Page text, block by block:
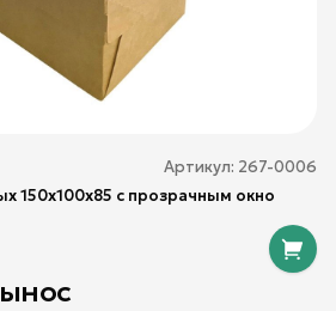
Артикул: 267-0006
150х100х85 с прозрачным окно